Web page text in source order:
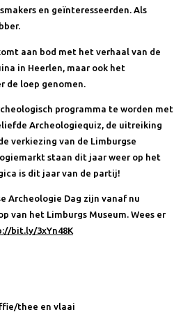
en geïnteresseerden. Als
aan bod met het verhaal van de
in Heerlen, maar ook het
loep genomen.
programma te worden met
Archeologiequiz, de uitreiking
verkiezing van de Limburgse
staan dit jaar weer op het
is dit jaar van de partij!
Archeologie Dag zijn vanaf nu
van het Limburgs Museum. Wees er
bit.ly/3xYn48K
thee en vlaai